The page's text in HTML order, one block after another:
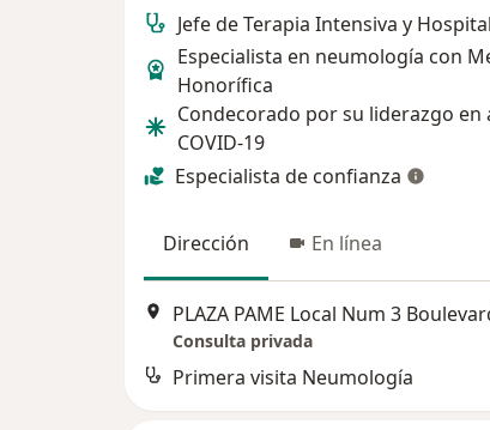
Jefe de Terapia Intensiva y
Especialista en neumología con
Honorífica
Condecorado por su liderazgo en
COVID-19
Especialista de confianza
Dirección En línea
Consulta privada
Primera visita Neumología